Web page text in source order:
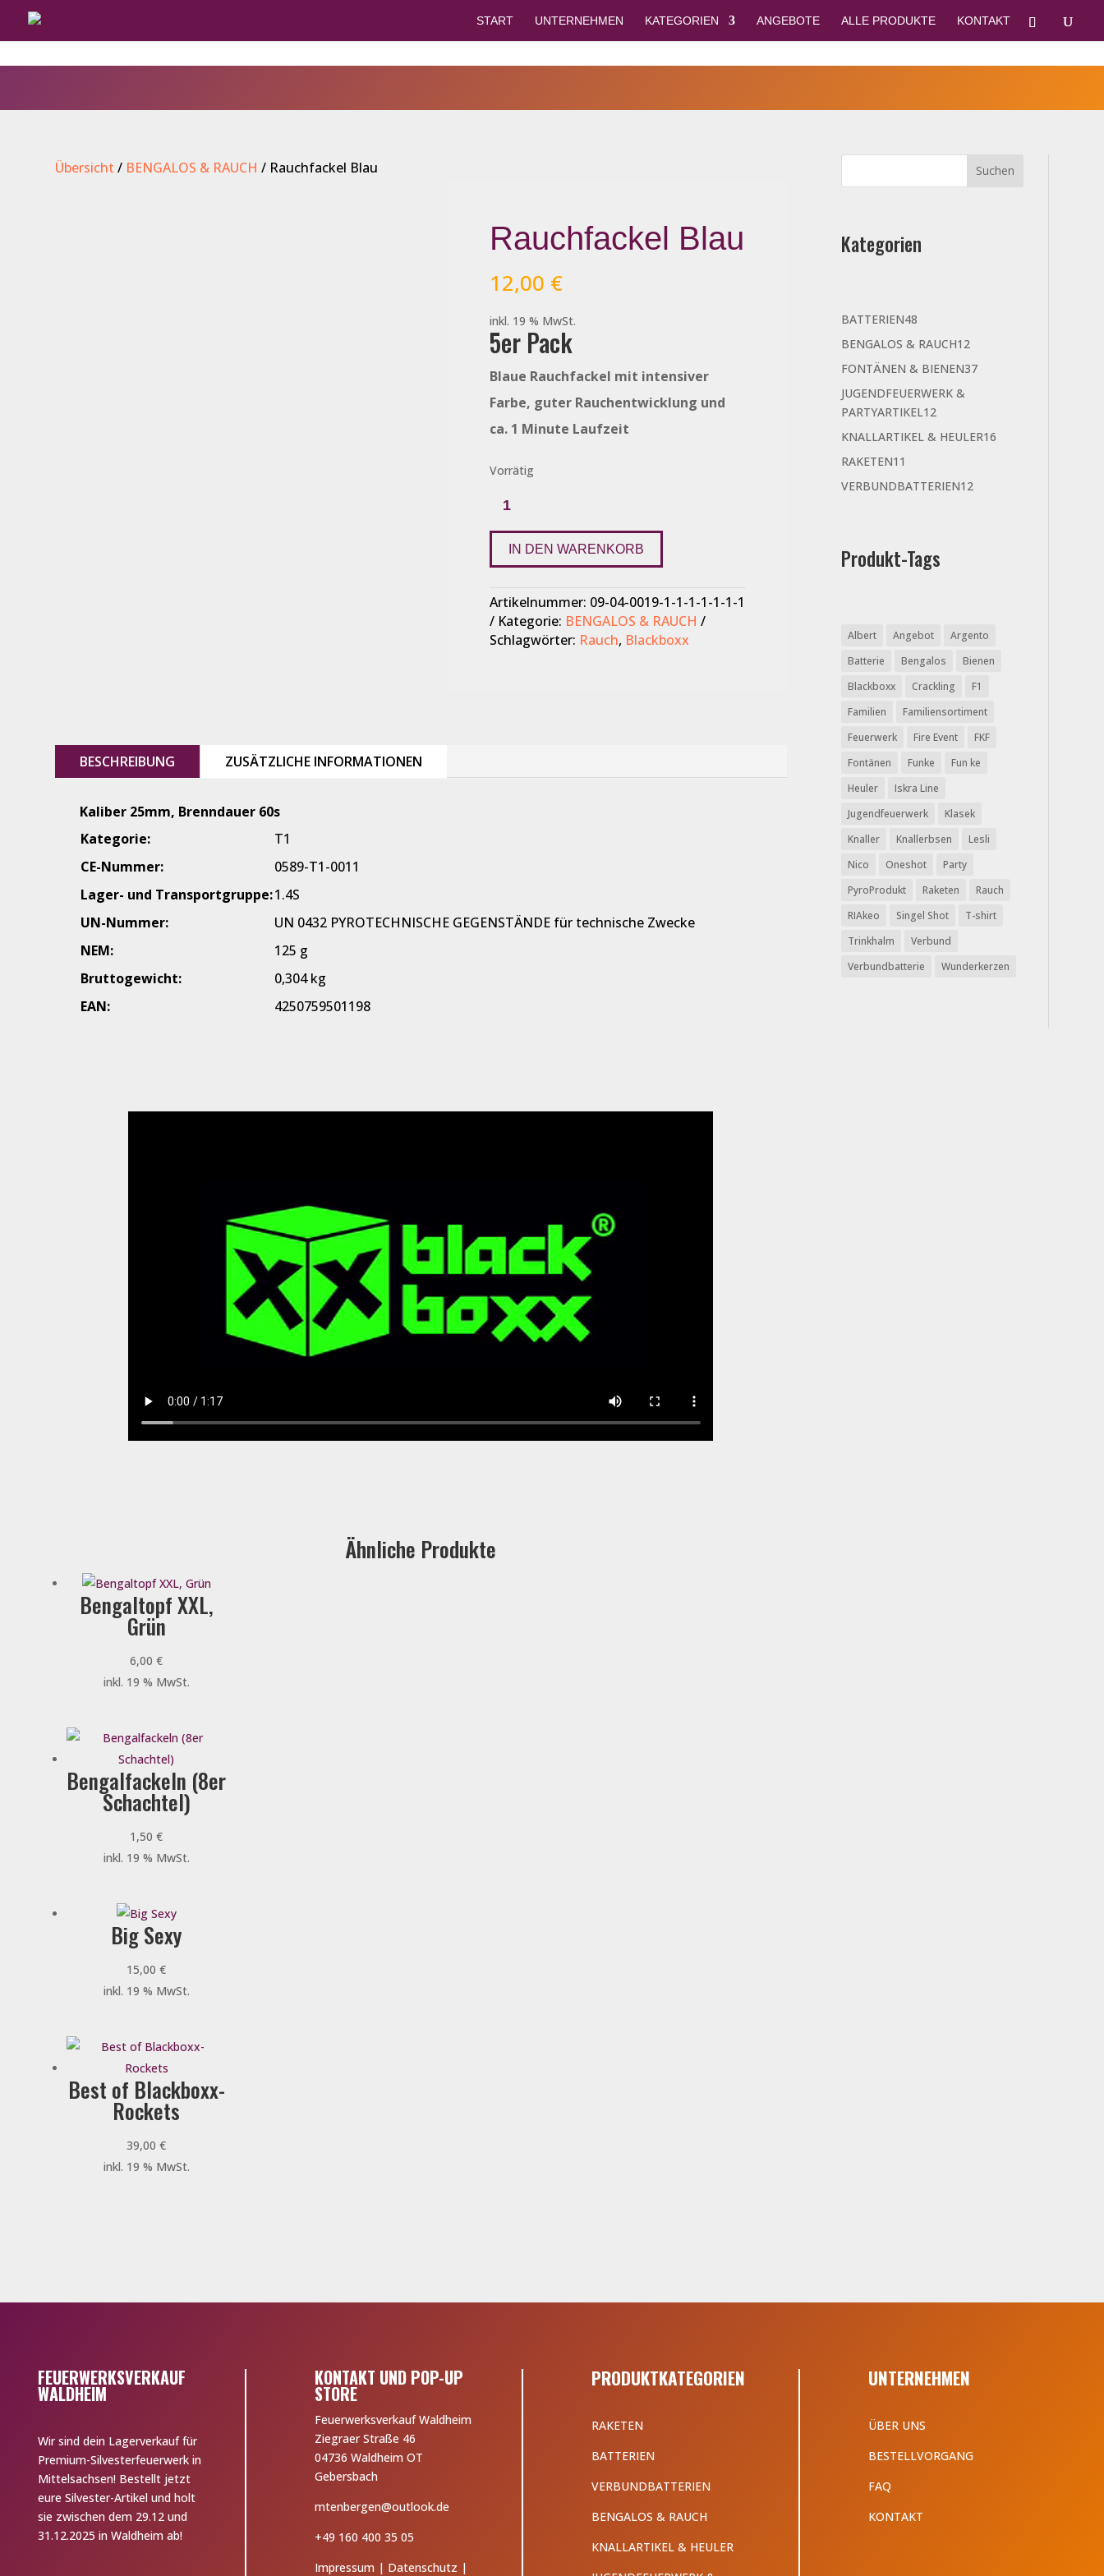
START UNTERNEHMEN KATEGORIEN ANGEBOTE ALLE PRODUKTE KONTAKT
Übersicht / BENGALOS & RAUCH / Rauchfackel Blau
Rauchfackel Blau
12,00 €
inkl. 19 % MwSt.
5er Pack
Blaue Rauchfackel mit intensiver
Farbe, guter Rauchentwicklung und
ca. 1 Minute Laufzeit
Vorrätig
Blau
IN DEN WARENKORB
Artikelnummer: 09-04-0019-1-1-1-1-1-1-1
Kategorie: BENGALOS & RAUCH
Schlagwörter: Rauch, Blackboxx
BESCHREIBUNG ZUSÄTZLICHE INFORMATIONEN
Kaliber 25mm, Brenndauer 60s
Kategorie:
T1
CE-Nummer:
0589-T1-0011
Lager- und Transportgruppe:1.4S
UN-Nummer:
UN 0432 PYROTECHNISCHE GEGENSTÄNDE für technische Zwecke
NEM:
125 g
Bruttogewicht:
0,304 kg
EAN:
4250759501198
Ähnliche Produkte
Bengaltopf XXL,
Grün
6,00€
inkl. 19 % MwSt.
Bengalfackeln (8er
Schachtel)
1,50€
inkl. 19 % MwSt.
Big Sexy
15,00€
inkl. 19 % MwSt.
Best of Blackboxx-
Rockets
39,00€
inkl. 19 % MwSt.
Kategorien
BATTERIEN48
Produkte
BENGALOS & RAUCH1212
Produkte
FONTÄNEN & BIENEN3737
JUGENDFEUERWERK &
PARTYARTIKEL1212
Produkte
KNALLARTIKEL & HEULER16
RAKETEN11
Produkte
VERBUNDBATTERIEN1212
Produkt-Tags
Albert Angebot
Argento
Batterie
Bengalos
Bienen
Blackboxx
Crackling
F1
Familien
Familiensortiment
Feuerwerk
Fire Event
FKF
Fontänen
Funke
Fun ke
Heuler
Iskra Line
Jugendfeuerwerk
Klasek
Knaller
Knallerbsen
Lesli
Nico
Oneshot
Party
PyroProdukt
Raketen
Rauch
RIAkeo
Singel Shot
T-shirt
Trinkhalm
Verbund
Verbundbatterie
Wunderkerzen
FEUERWERKSVERKAUF
WALDHEIM
Wir sind dein Lagerverkauf für
Premium-Silvesterfeuerwerk in
Mittelsachsen! Bestellt jetzt
eure Silvester-Artikel und holt
sie zwischen dem 29.12 und
31.12.2025 in Waldheim ab!
KONTAKT UND POP-UP
STORE
Feuerwerksverkauf Waldheim
Ziegraer Straße 46
04736 Waldheim OT
Gebersbach
mtenbergen@outlook.de
+49 160 400 35 05
Impressum | Datenschutz |
PRODUKTKATEGORIEN
RAKETEN
BATTERIEN
VERBUNDBATTERIEN
BENGALOS & RAUCH
KNALLARTIKEL & HEULER
UNTERNEHMEN
ÜBER UNS
BESTELLVORGANG
FAQ
KONTAKT